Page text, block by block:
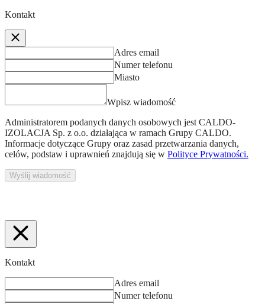
Kontakt
Adres email
Numer telefonu
Miasto
Wpisz wiadomość
Administratorem podanych danych osobowych jest CALDO-
IZOLACJA Sp. z o.o. działająca w ramach Grupy CALDO.
Informacje dotyczące Grupy oraz zasad przetwarzania danych,
celów, podstaw i uprawnień znajdują się w Polityce Prywatności.
Wyślij wiadomość
Kontakt
Adres email
Numer telefonu